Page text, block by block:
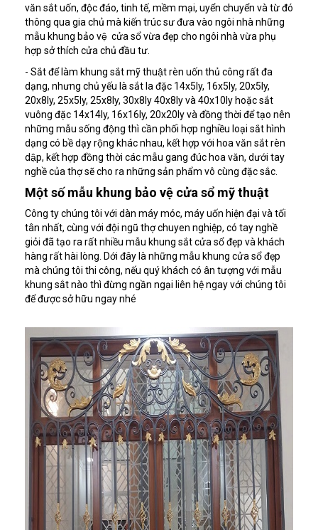
văn sắt uốn, độc đáo, tinh tế, mềm mại, uyển chuyển và từ đó
thông qua gia chủ mà kiến trúc sư đưa vào ngôi nhà những
mẫu khung bảo vệ cửa sổ vừa đẹp cho ngôi nhà vừa phụ
hợp sở thích cửa chủ đầu tư.
- Sắt để làm khung sắt mỹ thuật rèn uốn thủ công rất đa
dạng, nhưng chủ yếu là sắt la đặc 14x5ly, 16x5ly, 20x5ly,
20x8ly, 25x5ly, 25x8ly, 30x8ly 40x8ly và 40x10ly hoặc sắt
vuông đặc 14x14ly, 16x16ly, 20x20ly và đồng thời để tạo nên
những mẫu sống động thì cần phối hợp nghiều loại sắt hình
dạng có bề dạy rộng khác nhau, kết hợp với hoa văn sắt rèn
dập, kết hợp đồng thời các mẫu gang đúc hoa văn, dưới tay
nghề của thợ sẽ cho ra những sản phẩm vô cùng đặc sắc.
Một số mẫu khung bảo vệ cửa sổ mỹ thuật
Công ty chúng tôi với dàn máy móc, máy uốn hiện đại và tối
tân nhất, cùng với đội ngũ thợ chuyen nghiệp, có tay nghề
giỏi đã tạo ra rất nhiều mẫu khung sắt cửa sổ đẹp và khách
hàng rất hài lòng. Dới đây là những mẫu khung cửa sổ đẹp
mà chúng tôi thi công, nếu quý khách có ân tượng với mẫu
khung sắt nào thì đừng ngần ngại liên hệ ngay với chúng tôi
để được sở hữu ngay nhé